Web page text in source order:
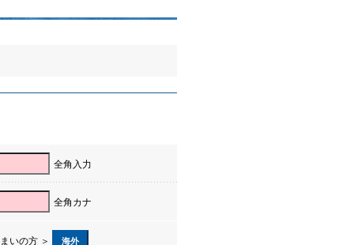
全角入力
全角カナ
いの方 ＞ 海外